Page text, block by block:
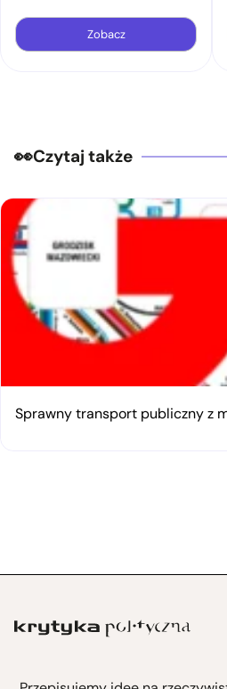
Zobacz
Czytaj także
Sprawny transport publiczny z